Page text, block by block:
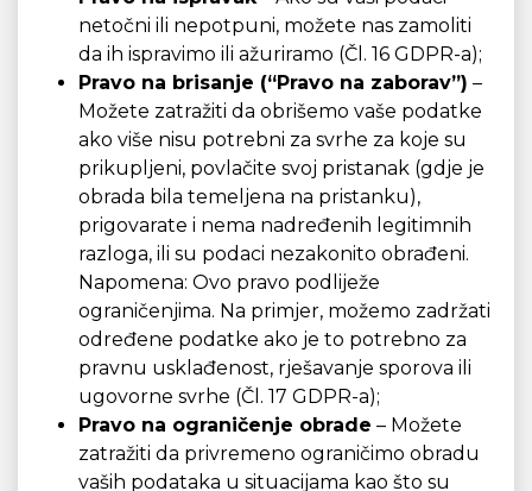
netočni ili nepotpuni, možete nas zamoliti
da ih ispravimo ili ažuriramo (Čl. 16 GDPR-a);
Pravo na brisanje (“Pravo na zaborav”) –
Možete zatražiti da obrišemo vaše podatke
ako više nisu potrebni za svrhe za koje su
prikupljeni, povlačite svoj pristanak (gdje je
obrada bila temeljena na pristanku),
prigovarate i nema nadređenih legitimnih
razloga, ili su podaci nezakonito obrađeni.
Napomena: Ovo pravo podliježe
ograničenjima. Na primjer, možemo zadržati
određene podatke ako je to potrebno za
pravnu usklađenost, rješavanje sporova ili
ugovorne svrhe (Čl. 17 GDPR-a);
Pravo na ograničenje obrade – Možete
zatražiti da privremeno ograničimo obradu
vaših podataka u situacijama kao što su